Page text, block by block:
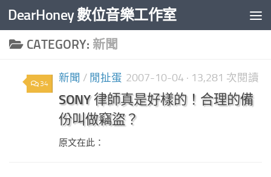
Skip to content
DearHoney 數位音樂工作室
CATEGORY: 新聞
34 新聞 / 閒扯蛋 2007-10-04 · 13,281 次閱讀
SONY 律師真是好樣的！合理的備
份叫做竊盜？
原文在此：